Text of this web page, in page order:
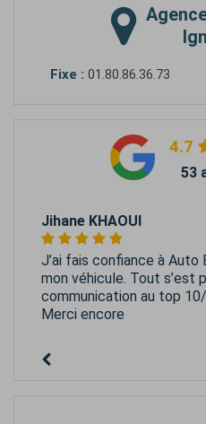
Fixe : 01.80.86.36.73
4.7
53
Jihane KHAOUI
J’ai fais confiance à Auto
mon véhicule. Tout s’est
communication au top
Merci encore